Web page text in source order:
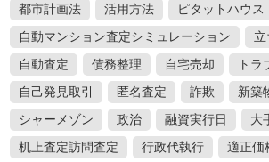
都市計画法 活用方法
ピタットハウス
自動マンション査定シミュレーション
立
自動査定
債務整理 自宅売却
トラ
自己発見取引
匿名査定 詐欺 新築
シャーメゾン
政治 融資実行日
大
机上査定訪問査定
行政代執行 適正価